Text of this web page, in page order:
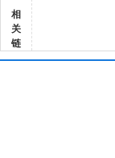
相
关
链